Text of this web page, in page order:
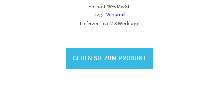
Enthält 19% MwSt.
zzgl. Versand
Lieferzeit: ca. 2-3 Werktage
GEHEN SIE ZUM PRODUKT